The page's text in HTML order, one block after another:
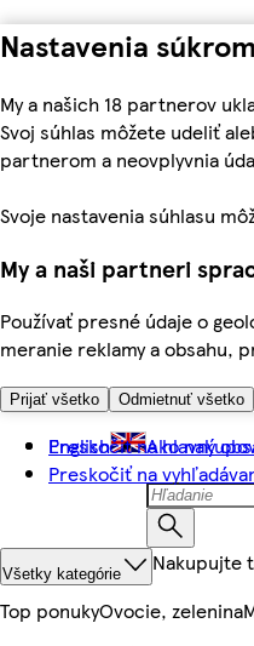
Nastavenia
My a našich 18 partnerov
Svoj súhlas môžete udeliť
partnerom a neovplyvnia
Svoje nastavenia súhlasu
My a naši partneri
Používať presné údaje o
meranie reklamy a obsahu,
Prijať všetko Odmietnuť všetko
Preskočiť na hlavný
Preskočiť na
English Ako
Všetky kategórie Nakupujte
Top ponukyOvocie, zelenina